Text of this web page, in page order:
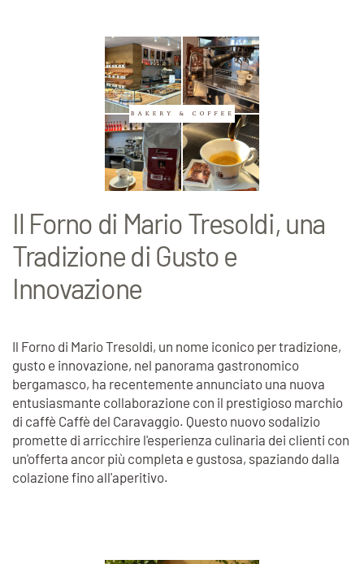
Il Forno di Mario Tresoldi, una
Tradizione di Gusto e
Innovazione
Il Forno di Mario Tresoldi, un nome iconico per tradizione,
gusto e innovazione, nel panorama gastronomico
bergamasco, ha recentemente annunciato una nuova
entusiasmante collaborazione con il prestigioso marchio
di caffè Caffè del Caravaggio. Questo nuovo sodalizio
promette di arricchire l'esperienza culinaria dei clienti con
un'offerta ancor più completa e gustosa, spaziando dalla
colazione fino all'aperitivo.